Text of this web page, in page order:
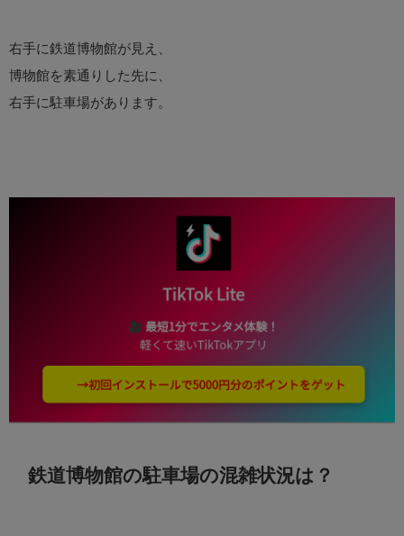
右手に鉄道博物館が見え、
博物館を素通りした先に、
右手に駐車場があります。
鉄道博物館の駐車場の混雑状況は？